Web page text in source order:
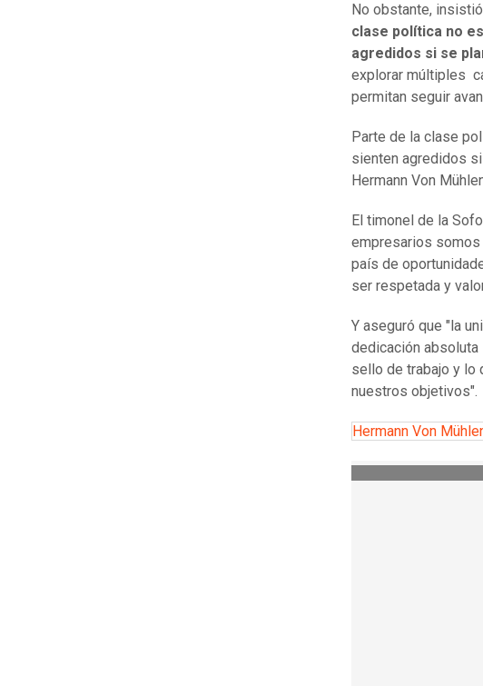
No obstante,
clase política no
agredidos si se
explorar múltiples
permitan seguir
Parte de la clase
sienten agredidos
Hermann Von
El timonel de la
empresarios somos
país de
ser respetada y
Y aseguró que "la
dedicación
sello de trabajo y lo
nuestros objetivos".
Hermann Von